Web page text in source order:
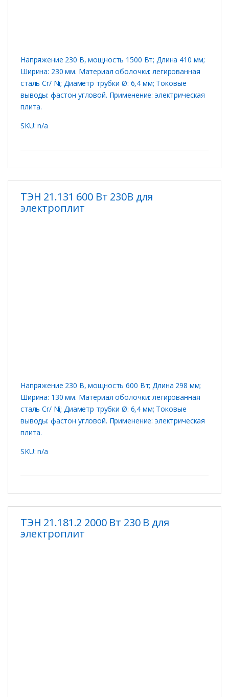
Напряжение 230 В, мощность 1500 Вт; Длина 410 мм;
Ширина: 230 мм. Материал оболочки: легированная
сталь Cr/ Ni; Диаметр трубки Ø: 6,4 мм; Токовые
выводы: фастон угловой. Применение: электрическая
плита.
SKU: n/a
ТЭН 21.131 600 Вт 230В для
электроплит
Напряжение 230 В, мощность 600 Вт; Длина 298 мм;
Ширина: 130 мм. Материал оболочки: легированная
сталь Cr/ Ni; Диаметр трубки Ø: 6,4 мм; Токовые
выводы: фастон угловой. Применение: электрическая
плита.
SKU: n/a
ТЭН 21.181.2 2000 Вт 230 В для
электроплит